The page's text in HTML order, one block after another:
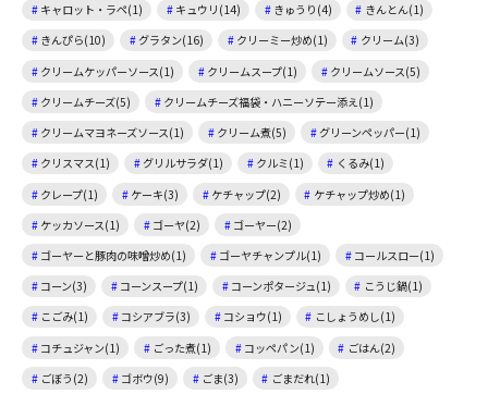
キャロット・ラペ(1)
キュウリ(14) きゅうり(4)
きんとん(1)
きんぴら(10)
グラタン(16) クリーミー炒め(1)
クリーム(3)
クリームケッパーソース(1)
クリームスープ(1)
クリームソース(5)
クリームチーズ(5)
クリームチーズ福袋・ハニーソテー添え(1)
クリームマヨネーズソース(1)
クリーム煮(5)
グリーンペッパー(1)
クリスマス(1)
グリルサラダ(1) クルミ(1)
くるみ(1)
クレープ(1)
ケーキ(3) ケチャップ(2)
ケチャップ炒め(1)
ケッカソース(1)
ゴーヤ(2)
ゴーヤー(2)
ゴーヤーと豚肉の味噌炒め(1)
ゴーヤチャンプル(1)
コールスロー(1)
コーン(3)
コーンスープ(1) コーンポタージュ(1)
こうじ鍋(1)
こごみ(1)
コシアブラ(3) コショウ(1)
こしょうめし(1)
コチュジャン(1)
ごった煮(1) コッペパン(1)
ごはん(2)
ごぼう(2)
ゴボウ(9) ごま(3)
ごまだれ(1)